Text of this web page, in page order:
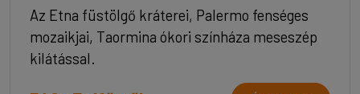
Az Etna füstölgő kráterei, Palermo fenséges
mozaikjai, Taormina ókori színháza meseszép
kilátással.